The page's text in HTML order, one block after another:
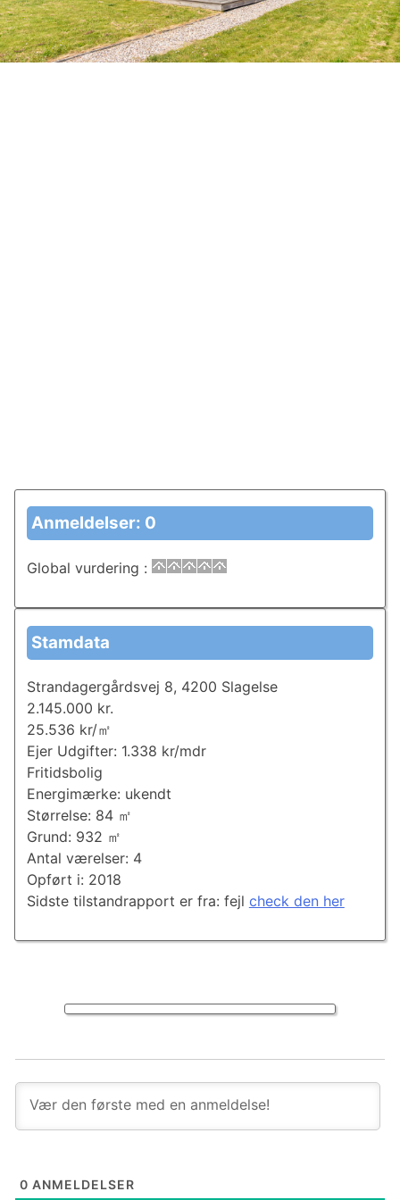
0 ANMELDELSER
Anmeldelser: 0
Global vurdering :
Stamdata
Strandagergårdsvej 8, 4200 Slagelse
2.145.000 kr.
25.536 kr/㎡
Ejer Udgifter: 1.338 kr/mdr
Fritidsbolig
Energimærke: ukendt
Størrelse: 84 ㎡
Grund: 932 ㎡
Antal værelser: 4
Opført i: 2018
Sidste tilstandrapport er fra: fejl check den her